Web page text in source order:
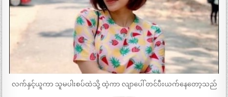
လက်နှင့်ယူကာ သူမပါးစပ်ထဲသို့ ထဲ့ကာ လျာပေါ် တင်ပီးယက်နေတော့သည်